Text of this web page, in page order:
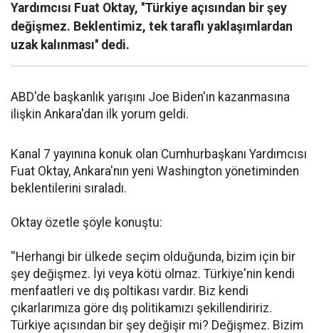
Yardımcısı Fuat Oktay, ''Türkiye açısından bir şey
değişmez. Beklentimiz, tek taraflı yaklaşımlardan
uzak kalınması'' dedi.
ABD'de başkanlık yarışını Joe Biden'ın kazanmasına
ilişkin Ankara'dan ilk yorum geldi.
Kanal 7 yayınına konuk olan Cumhurbaşkanı Yardımcısı
Fuat Oktay, Ankara'nın yeni Washington yönetiminden
beklentilerini sıraladı.
Oktay özetle şöyle konuştu:
''Herhangi bir ülkede seçim olduğunda, bizim için bir
şey değişmez. İyi veya kötü olmaz. Türkiye'nin kendi
menfaatleri ve dış poltikası vardır. Biz kendi
çıkarlarımıza göre dış politikamızı şekillendiririz.
Türkiye açısından bir şey değişir mi? Değişmez. Bizim